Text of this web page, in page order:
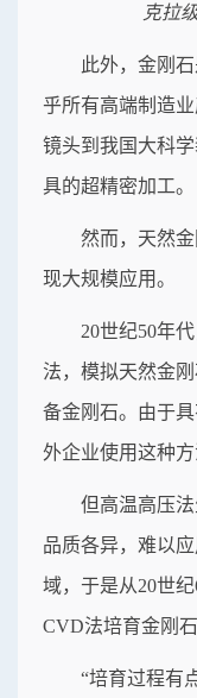
克拉
此外，金刚
乎所有高端制造
镜头到我国大科
具的超精密加工。
然而，天然
现大规模应用。
20世纪50年
法，模拟天然金
备金刚石。由于
外企业使用这种方
但高温高压
品质各异，难以
域，于是从20世
CVD法培育金刚石
“培育过程有